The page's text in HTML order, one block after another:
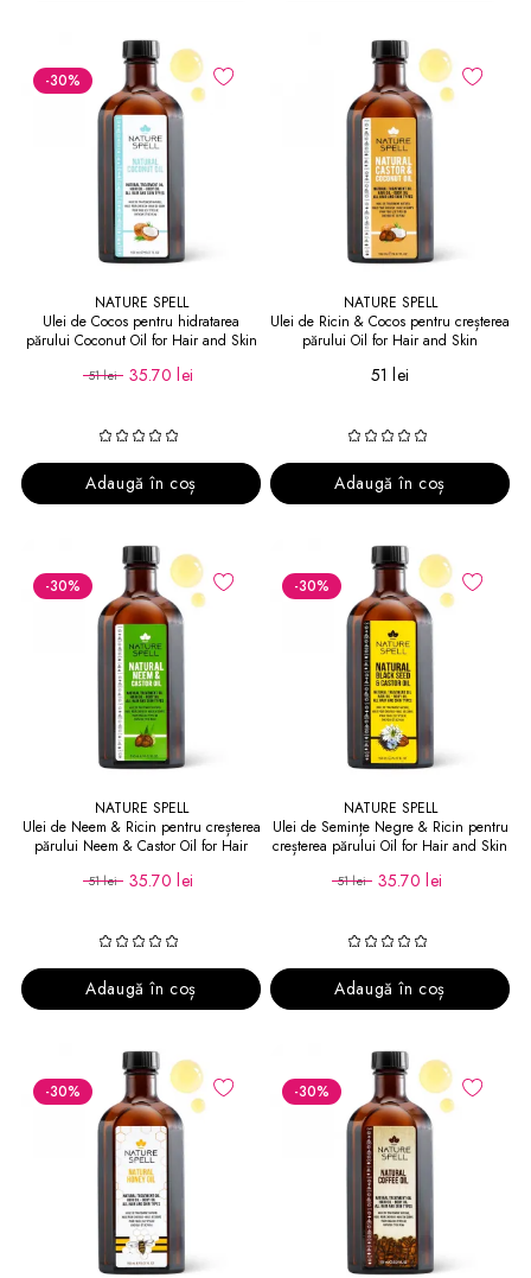
-30%
NATURE SPELL
Ulei de Cocos pentru hidratarea
părului Coconut Oil for Hair and Skin
51 lei 35.70 lei
Adaugă în coș
NATURE SPELL
Ulei de Ricin & Cocos pentru creșterea
părului Oil for Hair and Skin
51 lei
Adaugă în coș
-30%
NATURE SPELL
Ulei de Neem & Ricin pentru creșterea
părului Neem & Castor Oil for Hair
51 lei 35.70 lei
Adaugă în coș
-30%
NATURE SPELL
Ulei de Semințe Negre & Ricin pentru
creșterea părului Oil for Hair and Skin
51 lei 35.70 lei
Adaugă în coș
-30% -30%